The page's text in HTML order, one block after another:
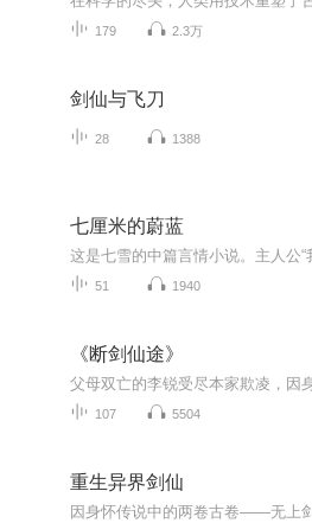
179 2.3万
剑仙与飞刀
28 1388
七厘米的蔚蓝
51 1940
《断剑仙途》
107 5504
重生异界剑仙